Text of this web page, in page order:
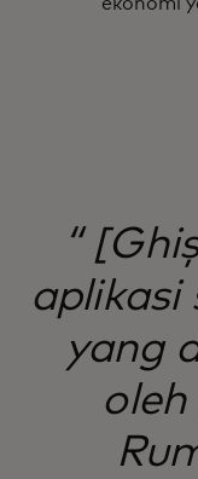
“
aplikasi
yang